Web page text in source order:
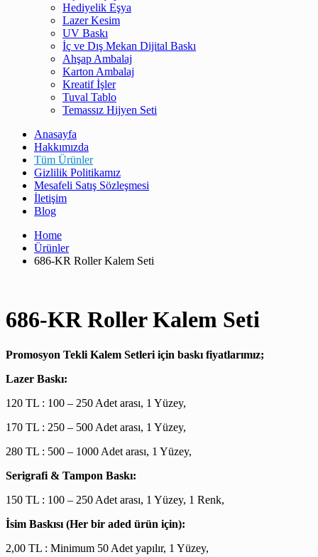
Hediyelik Eşya
Lazer Kesim
UV Baskı
İç ve Dış Mekan Dijital Baskı
Ahşap Ambalaj
Karton Ambalaj
Kreatif İşler
Tuval Tablo
Temassız Hijyen Seti
Anasayfa
Hakkımızda
Tüm Ürünler
Gizlilik Politikamız
Mesafeli Satış Sözleşmesi
İletişim
Blog
Home
Ürünler
686-KR Roller Kalem Seti
686-KR Roller Kalem Seti
Promosyon Tekli Kalem Setleri için baskı fiyatlarımız;
Lazer Baskı:
120 TL : 100 – 250 Adet arası, 1 Yüzey,
170 TL : 250 – 500 Adet arası, 1 Yüzey,
280 TL : 500 – 1000 Adet arası, 1 Yüzey,
Serigrafi & Tampon Baskı:
150 TL : 100 – 250 Adet arası, 1 Yüzey, 1 Renk,
İsim Baskısı (Her bir aded ürün için):
2,00 TL : Minimum 50 Adet yapılır, 1 Yüzey,